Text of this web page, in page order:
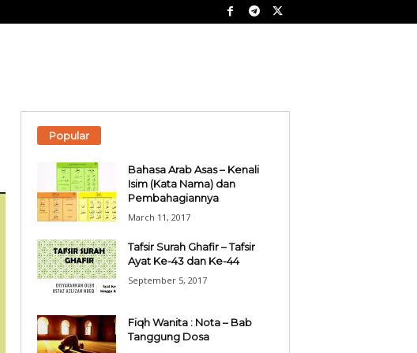
Popular
Bahasa Arab Asas – Kenali
Isim (Kata Nama) dan
Pembahagiannya
March 11, 2017
Tafsir Surah Ghafir – Tafsir
Ayat Ke-43 dan Ke-44
September 5, 2017
Fiqh Wanita : Nota – Bab
Tanggung Dosa